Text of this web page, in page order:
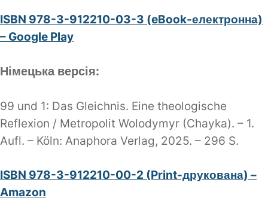
ISBN 978-3-912210-03-3 (eBook-електронна)
– Google Play
Німецька версія:
99 und 1: Das Gleichnis. Eine theologische
Reflexion / Metropolit Wolodymyr (Chayka). – 1.
Aufl. – Köln: Anaphora Verlag, 2025. – 296 S.
ISBN 978-3-912210-00-2 (Print-друкована) –
Amazon